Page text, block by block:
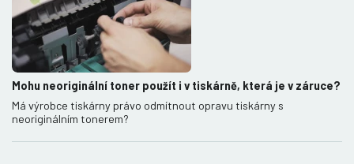
Mohu neoriginální toner použít i v tiskárně, která je v záruce?
Má výrobce tiskárny právo odmítnout opravu tiskárny s
neoriginálním tonerem?